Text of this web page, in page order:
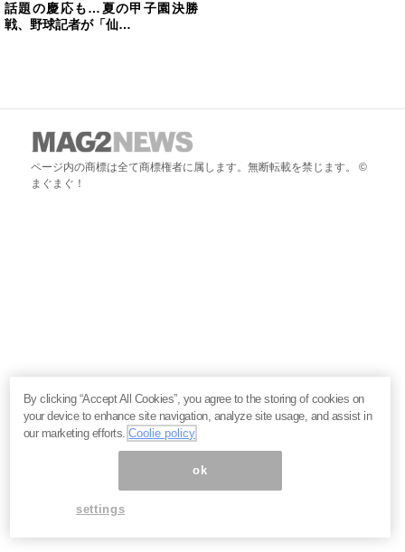
話題の慶応も…夏の甲子園決勝
戦、野球記者が「仙…
ページ内の商標は全て商標権者に属します。無断転載を禁じます。 ©
まぐまぐ！
By clicking “Accept All Cookies”, you agree to the storing of cookies on
your device to enhance site navigation, analyze site usage, and assist in
our marketing efforts.Coolie policy
ok
settings